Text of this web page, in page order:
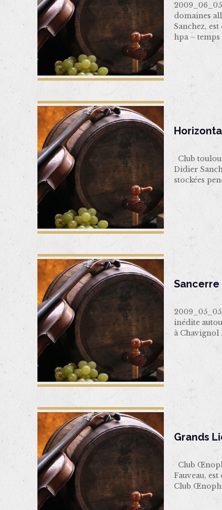
domaines
Sanchez,
hpa – temps
Club
Didier
stockées
Sancerre
inédite
à
Grands
Club
Fauveau,
Club